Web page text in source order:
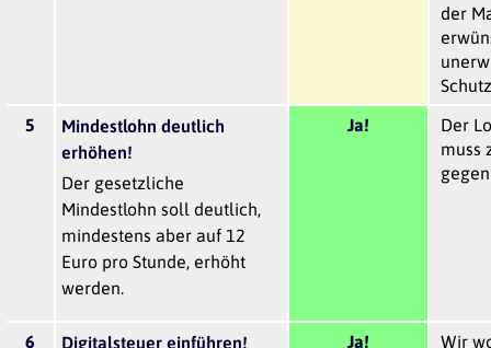
der
5
Mindestlohn deutlich
erhöhen!
Der gesetzliche
Mindestlohn soll deutlich,
mindestens aber auf 12
Euro pro Stunde, erhöht
werden.
Ja!
Der
muss
6 Digitalsteuer einführen! Ja! Wir